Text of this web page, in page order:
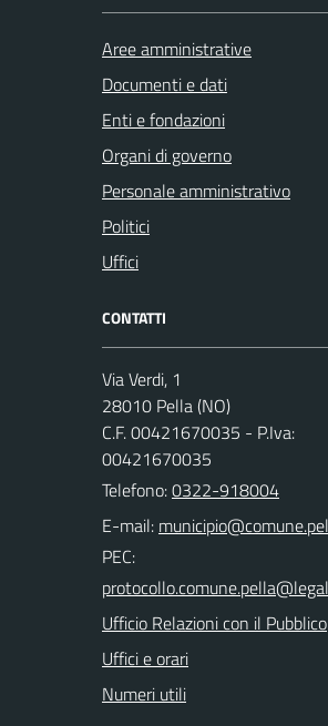
Aree amministrative
Documenti e dati
Enti e fondazioni
Organi di governo
Personale amministrativo
Politici
Uffici
CONTATTI
Via Verdi, 1
28010 Pella (NO)
C.F. 00421670035 - P.Iva:
00421670035
Telefono:0322-918004
E-mail:
PEC:
Ufficio Relazioni con il Pubblico
Uffici e orari
Numeri utili